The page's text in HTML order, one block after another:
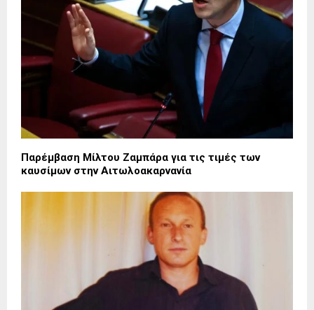
Παρέμβαση Μίλτου Ζαμπάρα για τις τιμές των
καυσίμων στην Αιτωλοακαρνανία